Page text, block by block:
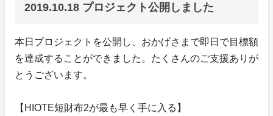
2019.10.18 プロジェクト公開しました
本日プロジェクトを公開し、おかげさまで即日で目標額
を達成することができました。たくさんのご支援ありが
とうございます。
【HIOTE短財布2が最も早く手に入る】